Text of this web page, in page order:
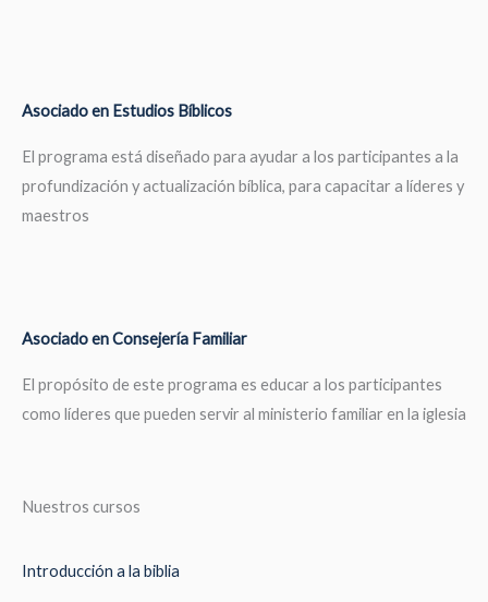
Asociado en Estudios Bíblicos
El programa está diseñado para ayudar a los participantes a la
profundización y actualización bíblica, para capacitar a líderes y
maestros
Asociado en Consejería Familiar
El propósito de este programa es educar a los participantes
como líderes que pueden servir al ministerio familiar en la iglesia
Nuestros cursos
Introducción a la biblia